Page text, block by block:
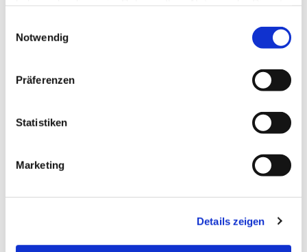
Notwendig
Präferenzen
Statistiken
Marketing
Details zeigen